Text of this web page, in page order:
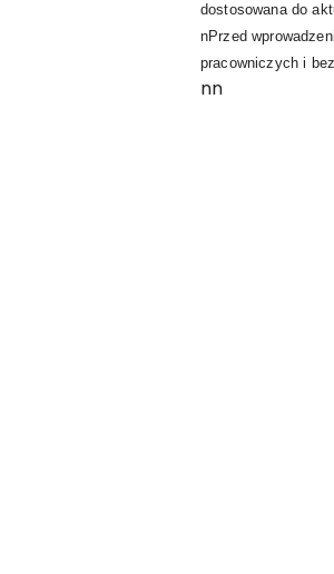
dostosowana do
nPrzed
pracowniczych i
nn